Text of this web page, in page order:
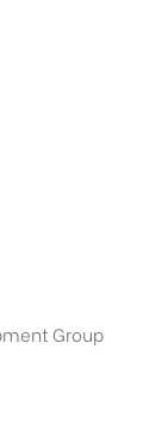
Group